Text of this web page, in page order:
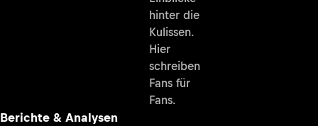
hinter die
Kulissen.
Hier
schreiben
Fans für
Fans.
Berichte & Analysen